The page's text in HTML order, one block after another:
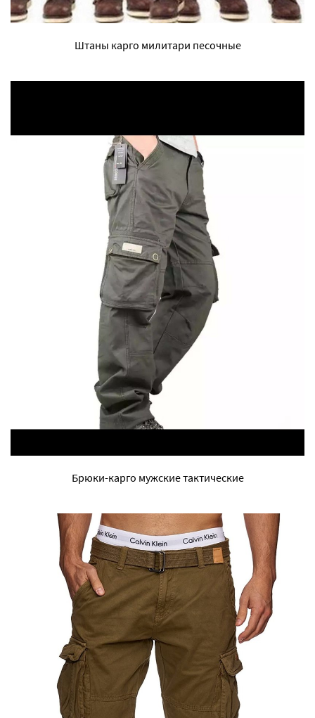
Штаны карго милитари песочные
Брюки-карго мужские тактические